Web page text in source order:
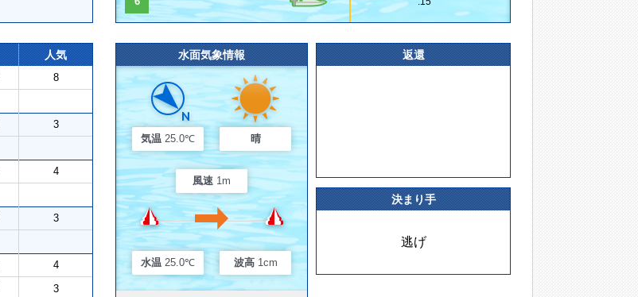
人気
8
3
4
3
4
3
水面気象情報
気温 25.0℃ 晴
風速 1m
水温 25.0℃ 波高 1cm
返還
決まり手
逃げ